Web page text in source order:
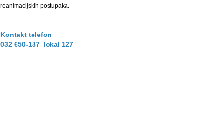
reanimacijskih postupaka.
Kontakt telefon
032 650-187 lokal 127